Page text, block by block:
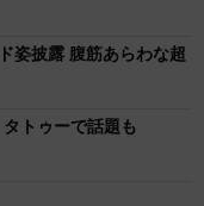
姿披露 腹筋あらわな超
タトゥーで話題も